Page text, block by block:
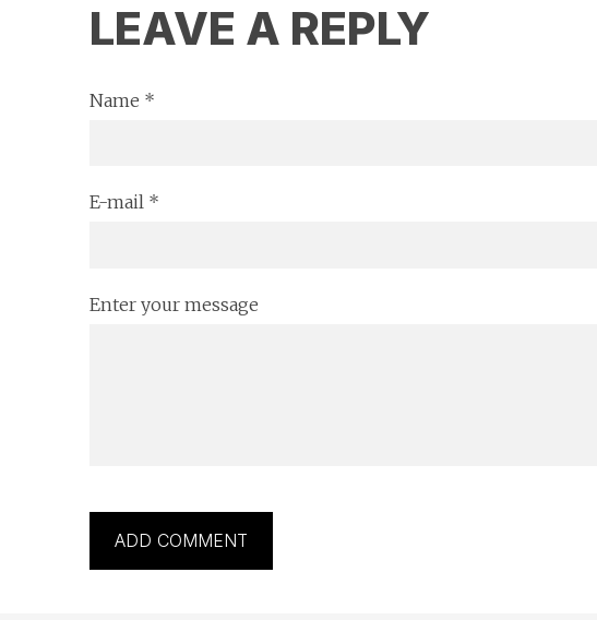
LEAVE A REPLY
Name *
E-mail *
Enter your message